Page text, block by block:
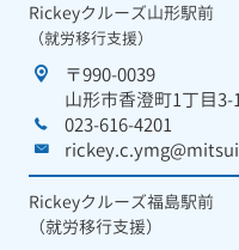
Rickeyクルーズ山形駅前
（就労移行支援）
〒990-0039
山形市香澄町1丁目
023-616-4201
Rickeyクルーズ福島駅前
（就労移行支援）